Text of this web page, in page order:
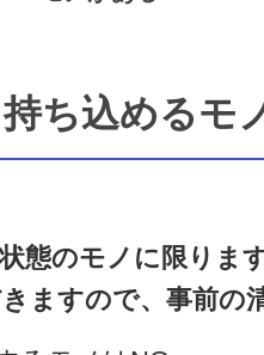
持ち込めるモ
態のモノに限ります
ますので、事前の